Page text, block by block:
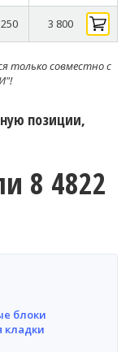
250 3 800
только совместно с
позиции,
8 4822
блоки
кладки